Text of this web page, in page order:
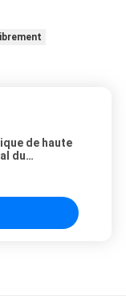
de haute
du